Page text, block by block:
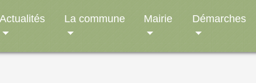
Actualités La commune Mairie Démarches